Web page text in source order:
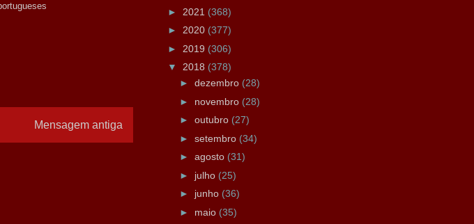
Mensagem antiga
► 2021 (368)
► 2020 (377)
► 2019 (306)
▼ 2018 (378)
► dezembro (28)
► novembro (28)
► outubro (27)
► setembro (34)
► agosto (31)
► julho (25)
► junho (36)
► maio (35)